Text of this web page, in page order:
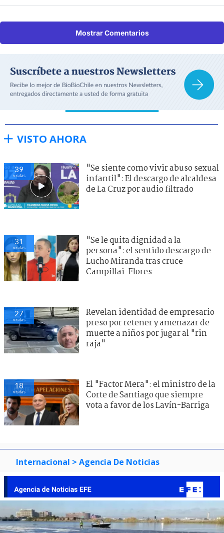
Mostrar Comentarios
VISTO AHORA
39
visitas
"Se siente como vivir abuso sexual
infantil": El descargo de alcaldesa
de La Cruz por audio filtrado
31
visitas
"Se le quita dignidad a la
persona": el sentido descargo de
Lucho Miranda tras cruce
Campillai-Flores
27
visitas
Revelan identidad de empresario
preso por retener y amenazar de
muerte a niños por jugar al "rin
raja"
18
visitas
El "Factor Mera": el ministro de la
Corte de Santiago que siempre
vota a favor de los Lavín-Barriga
Internacional > Agencia De Noticias